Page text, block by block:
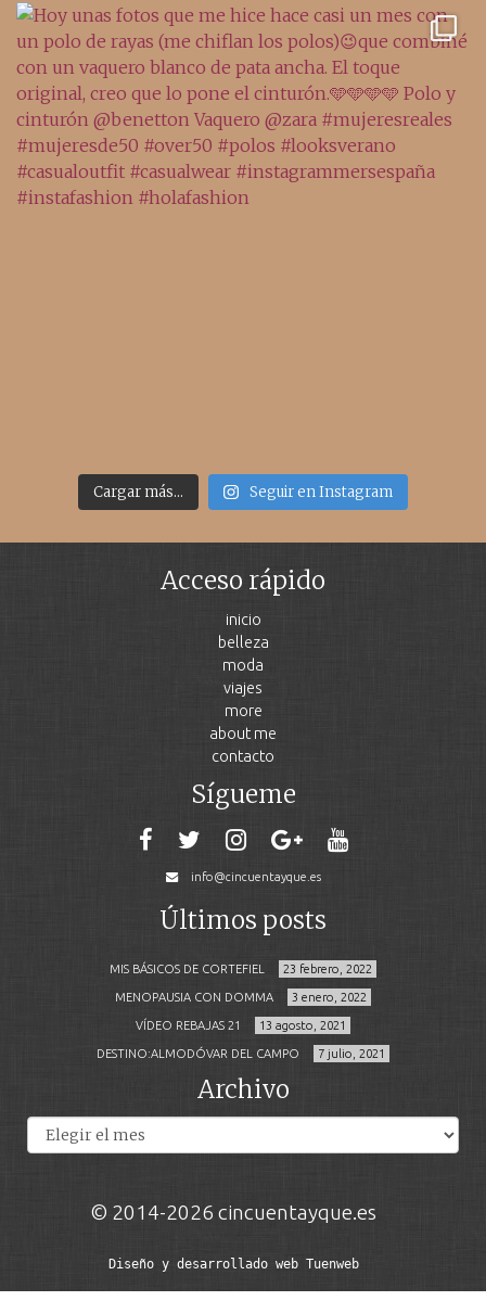
Cargar más... Seguir en Instagram
Acceso rápido
inicio
belleza
moda
viajes
more
about me
contacto
Sígueme
info@cincuentayque.es
Últimos posts
MIS BÁSICOS DE CORTEFIEL 23 febrero, 2022
MENOPAUSIA CON DOMMA 3 enero, 2022
VÍDEO REBAJAS 21 13 agosto, 2021
DESTINO:ALMODÓVAR DEL CAMPO 7 julio, 2021
Archivo
© 2014-2026 cincuentayque.es
Diseño y desarrollado web Tuenweb